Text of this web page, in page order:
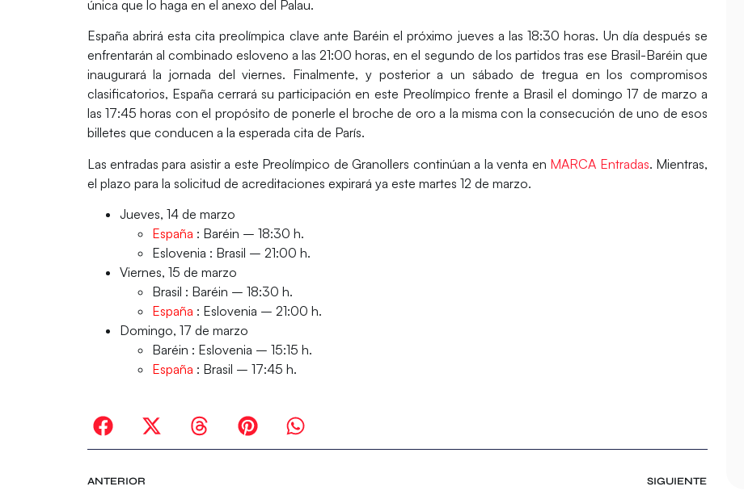
única que lo haga en el anexo del Palau.
España abrirá esta cita preolímpica clave ante Baréin el próximo jueves a las 18:30 horas. Un día después se
enfrentarán al combinado esloveno a las 21:00 horas, en el segundo de los partidos tras ese Brasil-Baréin que
inaugurará la jornada del viernes. Finalmente, y posterior a un sábado de tregua en los compromisos
clasificatorios, España cerrará su participación en este Preolímpico frente a Brasil el domingo 17 de marzo a
las 17:45 horas con el propósito de ponerle el broche de oro a la misma con la consecución de uno de esos
billetes que conducen a la esperada cita de París.
Las entradas para asistir a este Preolímpico de Granollers continúan a la venta en MARCA Entradas. Mientras,
el plazo para la solicitud de acreditaciones expirará ya este martes 12 de marzo.
Jueves, 14 de marzo
España : Baréin – 18:30 h.
Eslovenia : Brasil – 21:00 h.
Viernes, 15 de marzo
Brasil : Baréin – 18:30 h.
España : Eslovenia – 21:00 h.
Domingo, 17 de marzo
Baréin : Eslovenia – 15:15 h.
España : Brasil – 17:45 h.
ANTERIOR SIGUIENTE